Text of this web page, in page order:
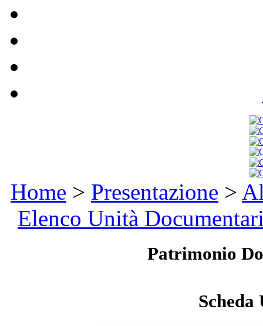
Home > Presentazione >
Elenco Unità
Patrimonio
Scheda